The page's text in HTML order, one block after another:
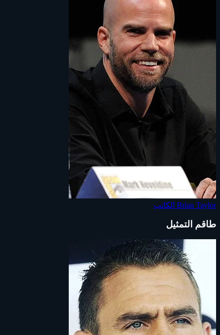
Brian Taylor الكاتب
طاقم التمثيل